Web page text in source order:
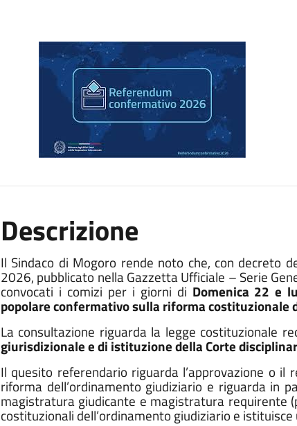
Descrizione
Il Sindaco di Mogoro rende noto che, con decreto
2026, pubblicato nella Gazzetta Ufficiale – Serie
convocati i comizi per i giorni di Domenica 22 e
popolare confermativo sulla riforma costituzionale
La consultazione riguarda la legge costituzionale
giurisdizionale e di istituzione della Corte
Il quesito referendario riguarda l’approvazione o il
riforma dell’ordinamento giudiziario e riguarda in
magistratura giudicante e magistratura requirente
costituzionali dell’ordinamento giudiziario e